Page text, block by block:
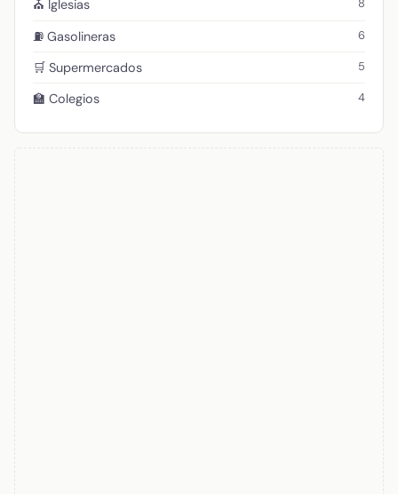
⛪ Iglesias 8
⛽ Gasolineras 6
🛒 Supermercados 5
🏫 Colegios 4